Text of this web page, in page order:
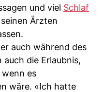
und viel Schlaf
Ärzten
auch während des
die Erlaubnis,
es
wäre. «Ich hatte